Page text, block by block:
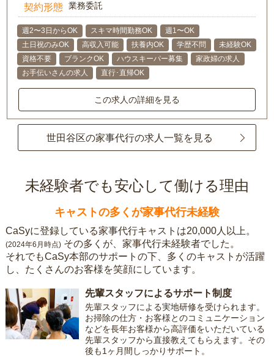
契約形態 業務委託
週2〜3日からOK スキマ時間勤務OK
週1〜OK
土日祝のみOK
高収入可能 扶養内OK 学歴不問
未経験OK
資格不要
ブランクOK ハウスキーパー募集
家政婦の求人
お手伝いさんの求人
直行･直帰OK
この求人の詳細を見る
世田谷区の家事代行の求人一覧を見る
未経験者でも安心して働ける理由
キャストの多くが家事代行未経験
CaSyに登録している家事代行キャストは20,000人以上。
(2024年6月時点) その多くが、家事代行未経験者でした。
それでもCaSy本部のサポートの下、多くのキャストが活躍
し、たくさんのお客様を笑顔にしています。
先輩スタッフによるサポート制度
先輩スタッフによる実地研修を受けられます。
お掃除の仕方・お客様とのコミュニケーション
などを長年お客様から高評価をいただいている
先輩スタッフから直接教えてもらえます。その
後も1ヶ月間しっかりサポート。